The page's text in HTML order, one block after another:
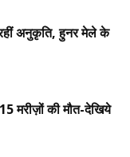
अनुकृति, हुनर मेले के
मरीज़ों की मौत-देखिये